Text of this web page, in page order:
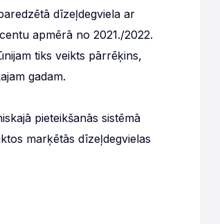
dīzeļdegviela ar
apmērā no 2021./2022.
tiks veikts pārrēķins,
gadam.
pieteikšanās sistēmā
marķētās dīzeļdegvielas